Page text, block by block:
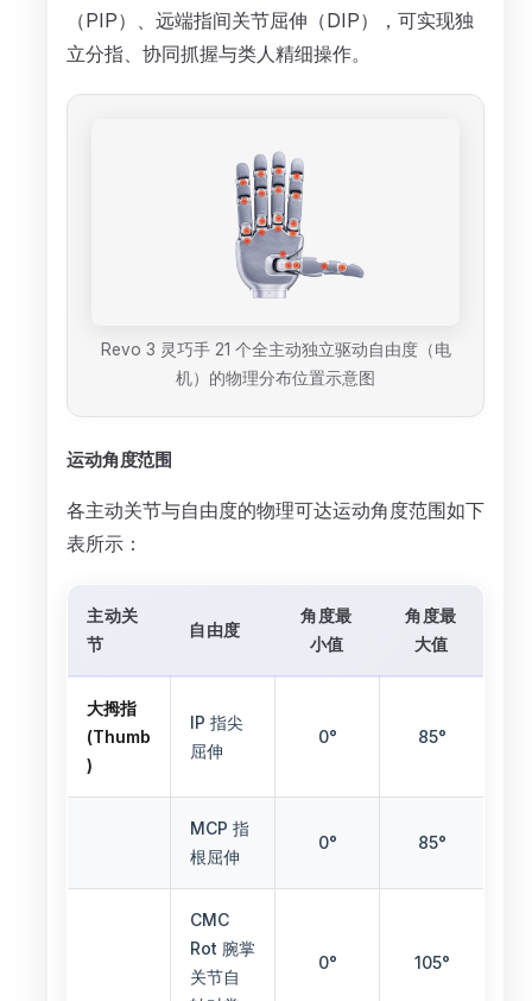
（PIP）、远端指间关节屈伸（DIP），可实现独
立分指、协同抓握与类人精细操作。
Revo 3 灵巧手 21 个全主动独立驱动自由度（电
机）的物理分布位置示意图
运动角度范围
各主动关节与自由度的物理可达运动角度范围如下
表所示：
主动关
节
自由度
角度最
小值
角度最
大值
大拇指
(Thumb
)
IP 指尖
屈伸
0° 85°
MCP 指
根屈伸
0° 85°
CMC
Rot 腕掌
关节自
0° 105°